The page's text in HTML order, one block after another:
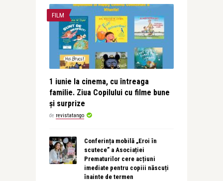
FILM
1 iunie la cinema, cu întreaga
familie. Ziua Copilului cu filme bune
și surprize
de revistatango
Conferința mobilă „Eroi în
scutece” a Asociației
Prematurilor cere acțiuni
imediate pentru copiii născuți
înainte de termen